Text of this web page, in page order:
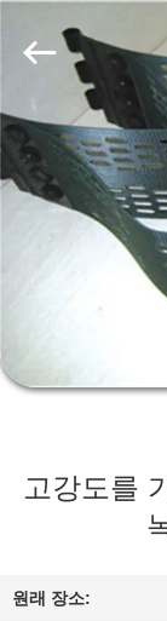
집
리
대
여
2020
HUATAO
LOVER
Reserved.
고강도를
원래 장소: